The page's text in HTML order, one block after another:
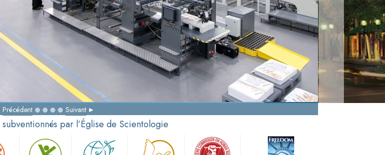
Précédent Suivant
subventionnés par l’Église de Scientologie